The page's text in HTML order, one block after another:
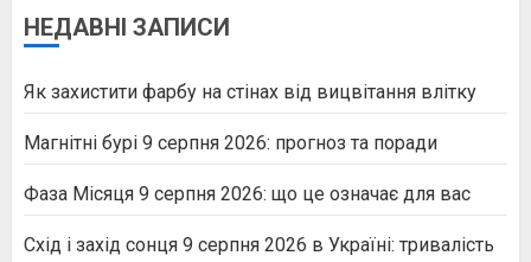
НЕДАВНІ ЗАПИСИ
Як захистити фарбу на стінах від вицвітання влітку
Магнітні бурі 9 серпня 2026: прогноз та поради
Фаза Місяця 9 серпня 2026: що це означає для вас
Схід і захід сонця 9 серпня 2026 в Україні: тривалість